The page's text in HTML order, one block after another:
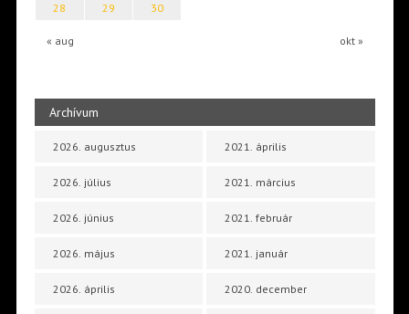
« aug okt »
28
29 30
Archívum
2026. augusztus
2026. július
2026. június
2026. május
2026. április
2021. április
2021. március
2021. február
2021. január
2020. december